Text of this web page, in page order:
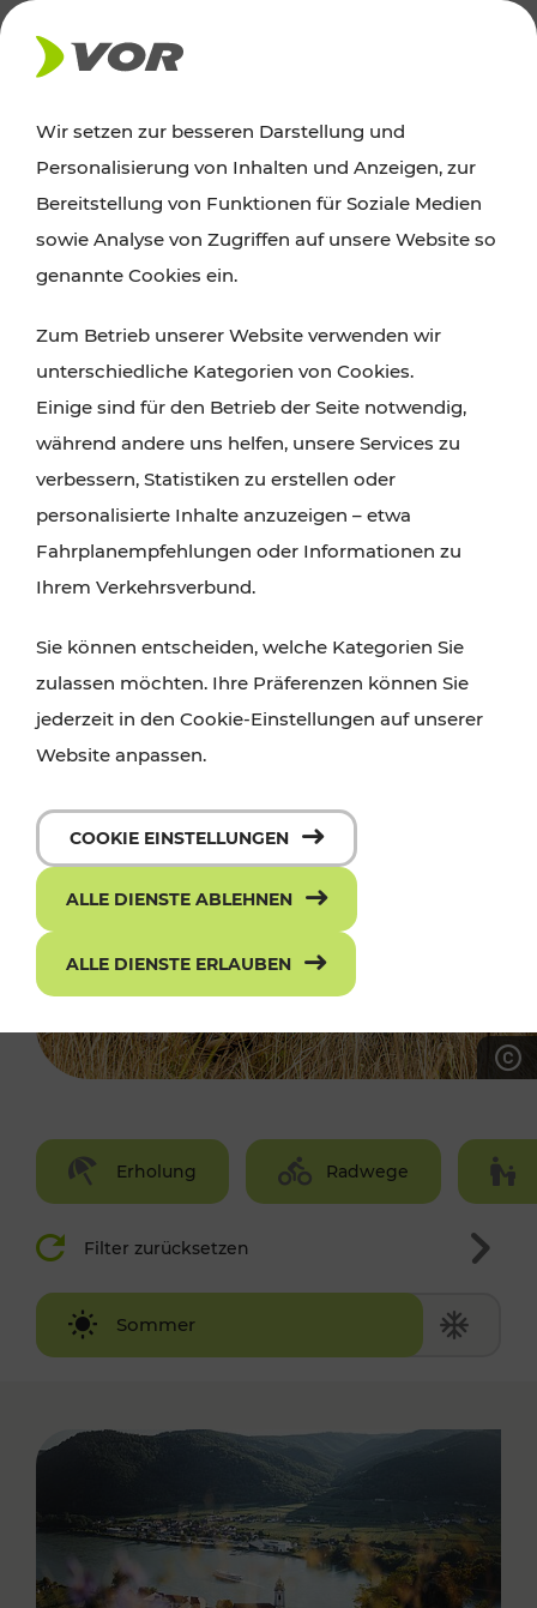
AKTUELLES
Ausflugstipps
Wien, Niederösterreich und das Burgenland
Wanderungen, Kultur und Gastronomie,
Radtouren oder purer Naturgenuss – viele
Attraktionen sind mit den Ticket- und Fahrplan-
Angeboten des VOR gut und schnell erreichbar.
Erholung Radwege
Filter zurücksetzen
Sommer
Winter
Wir setzen zur besseren Darstellung und
Personalisierung von Inhalten und Anzeigen, zur
Bereitstellung von Funktionen für Soziale Medien
sowie Analyse von Zugriffen auf unsere Website so
genannte Cookies ein.
Zum Betrieb unserer Website verwenden wir
unterschiedliche Kategorien von Cookies.
Einige sind für den Betrieb der Seite notwendig,
während andere uns helfen, unsere Services zu
verbessern, Statistiken zu erstellen oder
personalisierte Inhalte anzuzeigen – etwa
Fahrplanempfehlungen oder Informationen zu
Ihrem Verkehrsverbund.
Sie können entscheiden, welche Kategorien Sie
zulassen möchten. Ihre Präferenzen können Sie
jederzeit in den Cookie-Einstellungen auf unserer
Website anpassen.
COOKIE EINSTELLUNGEN
ALLE DIENSTE ABLEHNEN
ALLE DIENSTE ERLAUBEN